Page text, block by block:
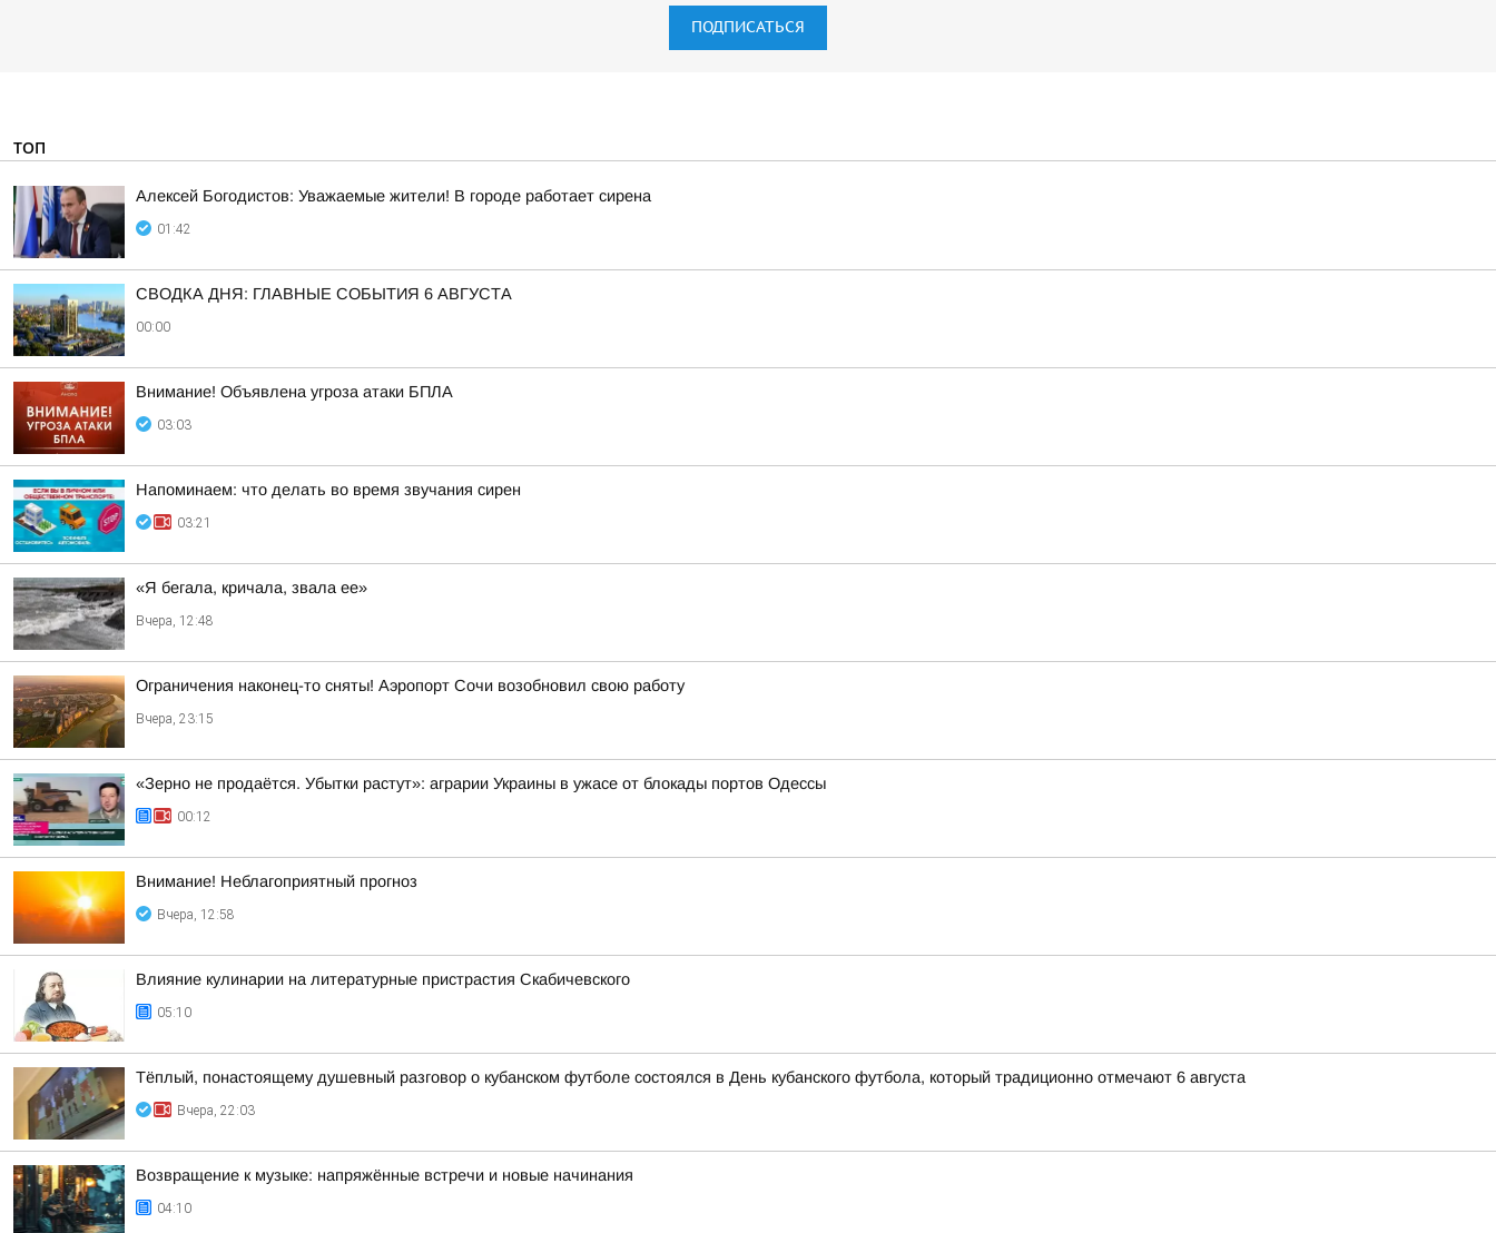
ПОДПИСАТЬСЯ
ТОП
Алексей Богодистов: Уважаемые жители! В городе работает сирена
01:42
СВОДКА ДНЯ: ГЛАВНЫЕ СОБЫТИЯ 6 АВГУСТА
00:00
Внимание! Объявлена угроза атаки БПЛА
03:03
Напоминаем: что делать во время звучания сирен
03:21
«Я бегала, кричала, звала ее»
Вчера, 12:48
Ограничения наконец-то сняты! Аэропорт Сочи возобновил свою работу
Вчера, 23:15
«Зерно не продаётся. Убытки растут»: аграрии Украины в ужасе от блокады портов Одессы
00:12
Внимание! Неблагоприятный прогноз
Вчера, 12:58
Влияние кулинарии на литературные пристрастия Скабичевского
05:10
Тёплый, понастоящему душевный разговор о кубанском футболе состоялся в День кубанского футбола, который традиционно отмечают 6 августа
Вчера, 22:03
Возвращение к музыке: напряжённые встречи и новые начинания
04:10